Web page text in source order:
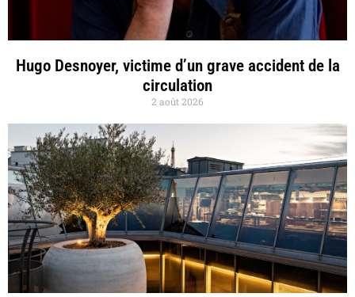
Hugo Desnoyer, victime d’un grave accident de la
circulation
2 août 2026